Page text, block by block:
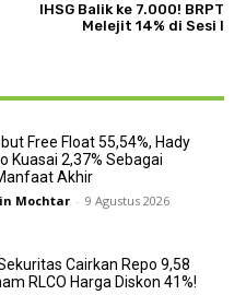
IHSG Balik ke 7.000! BRPT
Melejit 14% di Sesi I
Free Float 55,54%, Hady
Kuasai 2,37% Sebagai
Akhir
Mochtar - 9 Agustus 2026
Cairkan Repo 9,58
RLCO Harga Diskon 41%!